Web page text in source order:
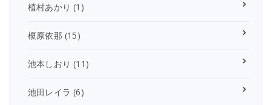
植村あかり (1)
榎原依那 (15)
池本しおり (11)
池田レイラ (6)